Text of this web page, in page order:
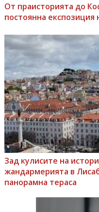
От праисторията до
постоянна
Зад кулисите на
жандармерията в
панорамна тераса